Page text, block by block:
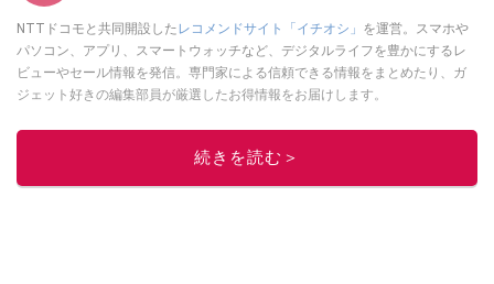
NTTドコモと共同開設したレコメンドサイト「イチオシ」 を運営。スマホや
パソコン、アプリ、スマートウォッチなど、デジタルライフを豊かにするレ
ビューやセール情報を発信。専門家による信頼できる情報をまとめたり、ガ
ジェット好きの編集部員が厳選したお得情報をお届けします。
このイチオシストの他の記事を読む
続きを読む＞